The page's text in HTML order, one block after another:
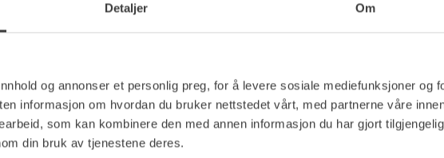
Detaljer Om
og annonser et personlig preg, for å levere sosiale mediefunksjoner og
informasjon om hvordan du bruker nettstedet vårt, med partnerne våre
som kan kombinere den med annen informasjon du har gjort
din bruk av tjenestene deres.
en gang hver 14 dag for alle drivstoffkort som kunden
hvor kunden har fylt drivstoff med hvilket kort (med reg.nr eller
å betale faktura senest på forfall. Ved forsinket betaling påløper
til betaling finner sted, i tillegg til ev. purregebyrer og
sendes per EHF, med mindre Kunden ber om fakturering via e-post